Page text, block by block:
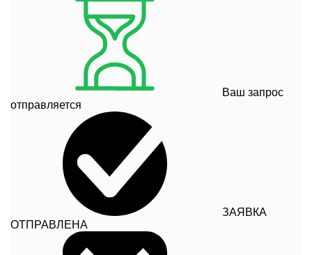
Ваш запрос
отправляется
ЗАЯВКА
ОТПРАВЛЕНА